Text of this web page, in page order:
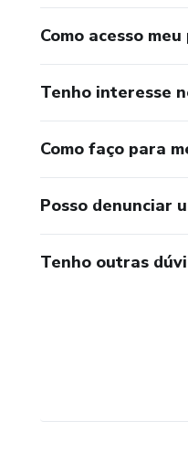
Como acesso
Tenho interesse
Como faço para
Posso denunciar
Tenho outras